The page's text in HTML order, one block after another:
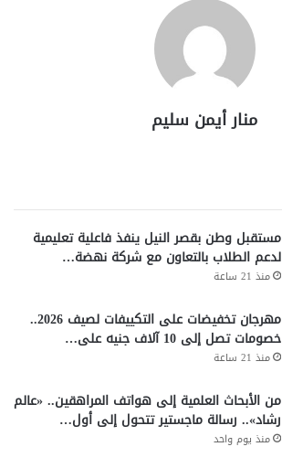
منار أيمن سليم
مستقبل وطن بقصر النيل ينفذ فاعلية تعليمية
لدعم الطلاب بالتعاون مع شركة نهضة…
منذ 21 ساعة
مهرجان تخفيضات على التكييفات لصيف 2026..
خصومات تصل إلى 10 آلاف جنيه على…
منذ 21 ساعة
من الأبحاث العلمية إلى هواتف المراهقين.. «عالم
رشاد».. رسالة ماجستير تتحول إلى أول…
منذ يوم واحد